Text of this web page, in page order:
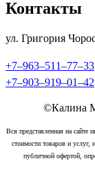
Контакты
ул. Григория
+7‒963‒511‒77‒33
+7‒903‒919‒01‒42
©Калина
Вся представленная на сайте
стоимости товаров и
публичной офертой,